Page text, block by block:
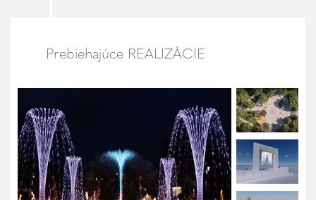
Prebiehajúce REALIZÁCIE